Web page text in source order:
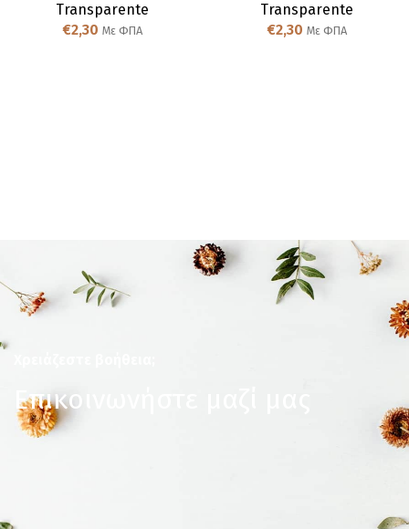
Transparente
€2,30 Με ΦΠΑ
Transparente
€2,30 Με ΦΠΑ
Επικοινωνήστε μαζί μας